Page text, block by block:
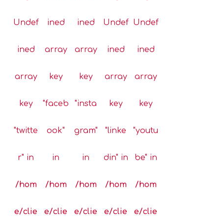
Undef
ined
array
key
"twitte
r" in
/hom
e/clie
ined
array
key
"faceb
ook"
in
/hom
e/clie
ined
array
key
"insta
gram"
in
/hom
e/clie
Undef
ined
array
key
"linke
din" in
/hom
e/clie
Undef
ined
array
key
"youtu
be" in
/hom
e/clie